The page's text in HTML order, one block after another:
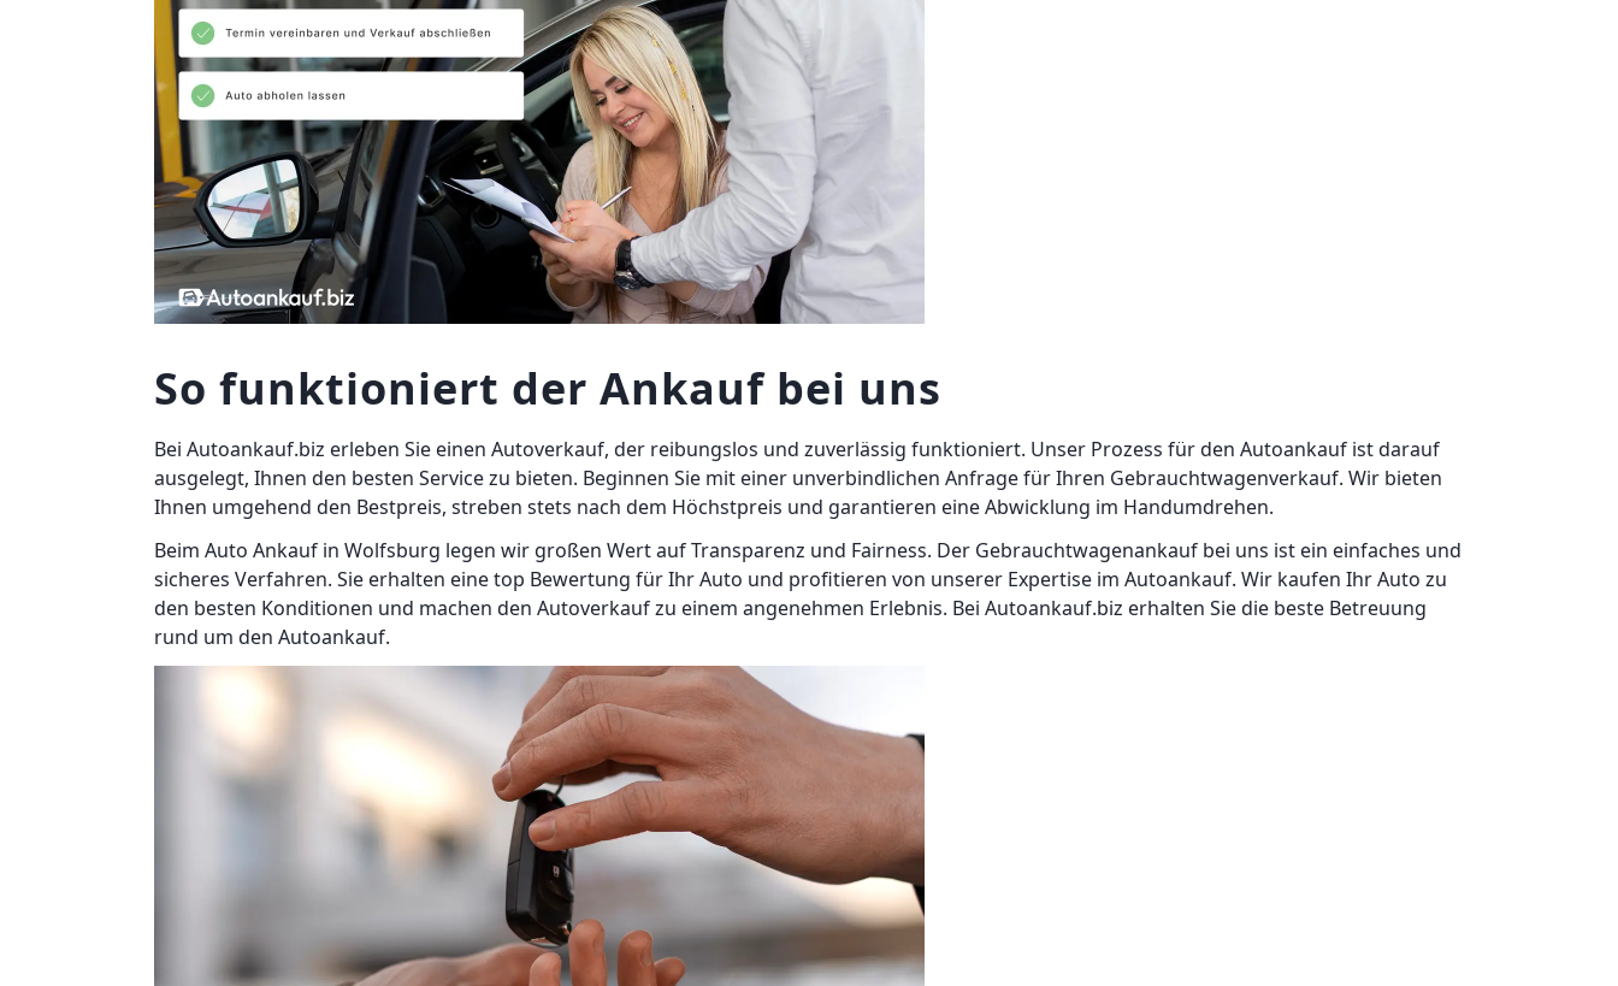
So funktioniert der Ankauf bei uns
Bei Autoankauf.biz erleben Sie einen Autoverkauf, der reibungslos und zuverlässig funktioniert. Unser Prozess für den Autoankauf ist darauf
ausgelegt, Ihnen den besten Service zu bieten. Beginnen Sie mit einer unverbindlichen Anfrage für Ihren Gebrauchtwagenverkauf. Wir bieten
Ihnen umgehend den Bestpreis, streben stets nach dem Höchstpreis und garantieren eine Abwicklung im Handumdrehen.
Beim Auto Ankauf in Wolfsburg legen wir großen Wert auf Transparenz und Fairness. Der Gebrauchtwagenankauf bei uns ist ein einfaches und
sicheres Verfahren. Sie erhalten eine top Bewertung für Ihr Auto und profitieren von unserer Expertise im Autoankauf. Wir kaufen Ihr Auto zu
den besten Konditionen und machen den Autoverkauf zu einem angenehmen Erlebnis. Bei Autoankauf.biz erhalten Sie die beste Betreuung
rund um den Autoankauf.